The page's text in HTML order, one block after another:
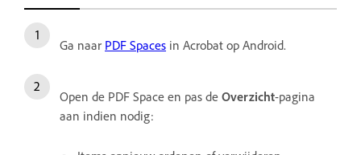
Ga naar PDF Spaces in Acrobat op Android.
Open de PDF Space en pas de Overzicht-pagina
aan indien nodig: